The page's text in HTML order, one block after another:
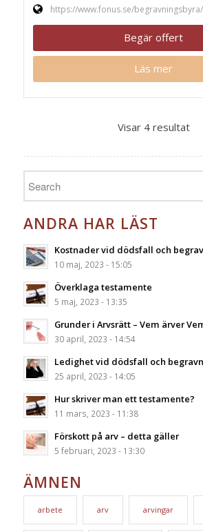
https://www.fonus.se/
Begär offert
Läs mer
Visar 4 resultat
ANDRA HAR LÄST
Kostnader vid dödsfall och
10 maj, 2023 - 15:05
Överklaga testamente
5 maj, 2023 - 13:35
Grunder i Arvsrätt – Vem ärver
30 april, 2023 - 14:54
Ledighet vid dödsfall och
25 april, 2023 - 14:05
Hur skriver man ett testamente?
11 mars, 2023 - 11:38
Förskott på arv – detta gäller
5 februari, 2023 - 13:30
ÄMNEN
arbete arv arvingar